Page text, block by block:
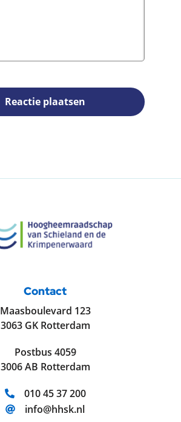
Reactie plaatsen
Contact
Maasboulevard 123
3063 GK Rotterdam
Postbus 4059
3006 AB Rotterdam
Telefoonnummer:
010 45 37 200
E-mailadres:
info@hhsk.nl